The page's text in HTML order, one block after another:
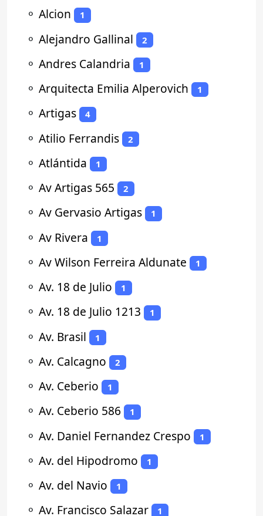
⚬ Alcion 1
⚬ Alejandro Gallinal 2
⚬ Andres Calandria 1
⚬ Arquitecta Emilia Alperovich 1
⚬ Artigas 4
⚬ Atilio Ferrandis 2
⚬ Atlántida 1
⚬ Av Artigas 565 2
⚬ Av Gervasio Artigas 1
⚬ Av Rivera 1
⚬ Av Wilson Ferreira Aldunate 1
⚬ Av. 18 de Julio 1
⚬ Av. 18 de Julio 1213 1
⚬ Av. Brasil 1
⚬ Av. Calcagno 2
⚬ Av. Ceberio 1
⚬ Av. Ceberio 586 1
⚬ Av. Daniel Fernandez Crespo 1
⚬ Av. del Hipodromo 1
⚬ Av. del Navio 1
⚬ Av. Francisco Salazar 1